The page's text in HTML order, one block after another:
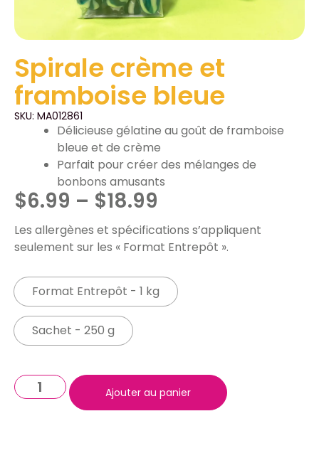
Spirale crème et
framboise bleue
SKU: MA012861
Délicieuse gélatine au goût de framboise
bleue et de crème
Parfait pour créer des mélanges de
bonbons amusants
$6.99 – $18.99
Les allergènes et spécifications s’appliquent
seulement sur les « Format Entrepôt ».
Format Entrepôt - 1 kg
Sachet - 250 g
Ajouter au panier